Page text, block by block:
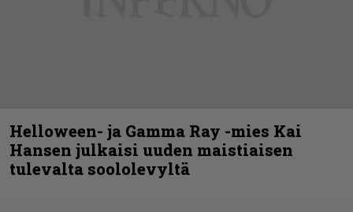
Helloween- ja Gamma Ray -mies Kai
Hansen julkaisi uuden maistiaisen
tulevalta soololevyltä